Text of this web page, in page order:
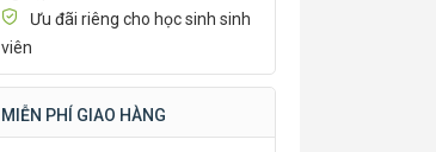
Ưu đãi riêng cho học sinh sinh
viên
MIỄN PHÍ GIAO HÀNG